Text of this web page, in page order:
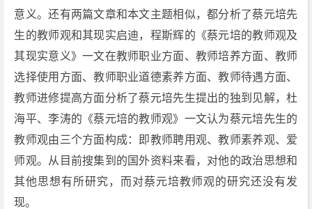
意义。还有两篇文章和本文主题相似，都分析了蔡元培先
生的教师观和其现实启迪，程斯辉的《蔡元培的教师观及
其现实意义》一文在教师职业方面、教师培养方面、教师
选择使用方面、教师职业道德素养方面、教师待遇方面、
教师进修提高方面分析了蔡元培先生提出的独到见解，杜
海平、李涛的《蔡元培的教师观》一文认为蔡元培先生的
教师观由三个方面构成：即教师聘用观、教师素养观、爱
师观。从目前搜集到的国外资料来看，对他的政治思想和
其他思想有所研究，而对蔡元培教师观的研究还没有发
现。